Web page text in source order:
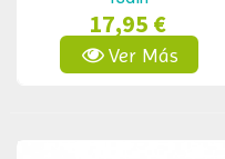
17,95 €
Ver Más